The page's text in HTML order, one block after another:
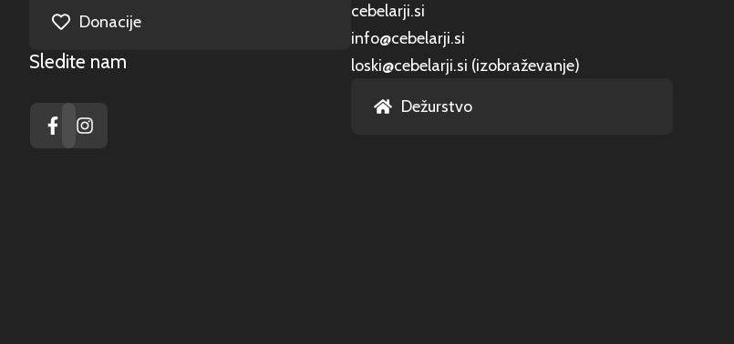
Donacije
Sledite nam
cebelarji.si
info@cebelarji.si
loski@cebelarji.si (izobraževanje)
Dežurstvo